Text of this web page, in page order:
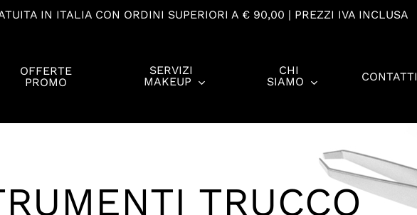
IN ITALIA CON ORDINI SUPERIORI A € 90,00 | PREZZI IVA INCLUSA
OFFERTE
PROMO
SERVIZI
MAKEUP
CHI
SIAMO
CONTATTI
TRUCCO